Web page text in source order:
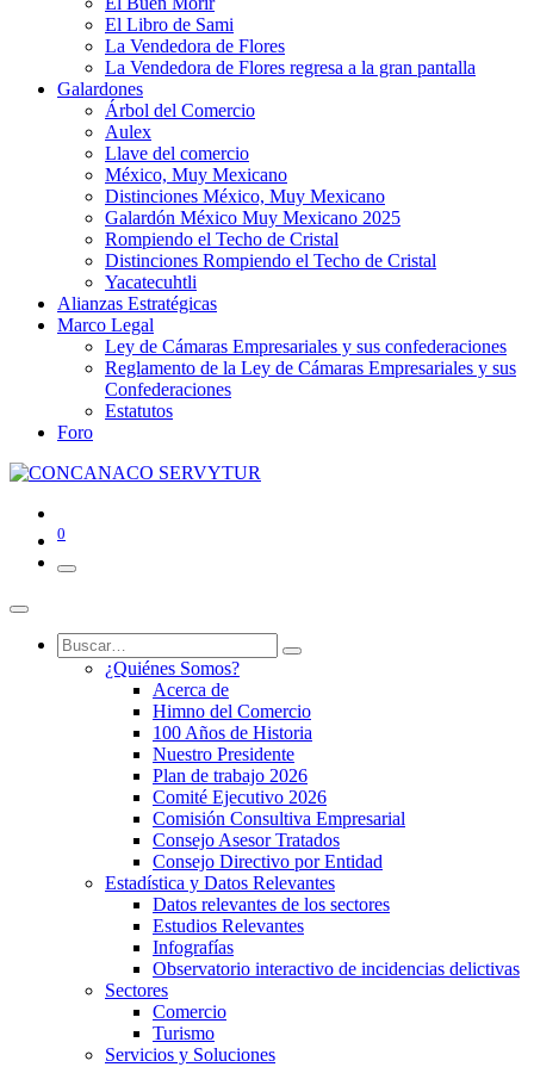
El Libro de Sami
La Vendedora de Flores
La Vendedora de Flores regresa a la gran pantalla
Galardones
Árbol del Comercio
Aulex
Llave del comercio
México, Muy Mexicano
Distinciones México, Muy Mexicano
Galardón México Muy Mexicano 2025
Rompiendo el Techo de Cristal
Distinciones Rompiendo el Techo de Cristal
Yacatecuhtli
Alianzas Estratégicas
Marco Legal
Ley de Cámaras Empresariales y sus confederaciones
Reglamento de la Ley de Cámaras Empresariales y sus
Confederaciones
Estatutos
Foro
0
¿Quiénes Somos?
Acerca de
Himno del Comercio
100 Años de Historia
Nuestro Presidente
Plan de trabajo 2026
Comité Ejecutivo 2026
Comisión Consultiva Empresarial
Consejo Asesor Tratados
Consejo Directivo por Entidad
Estadística y Datos Relevantes
Datos relevantes de los sectores
Estudios Relevantes
Infografías
Observatorio interactivo de incidencias delictivas
Sectores
Comercio
Turismo
Servicios y Soluciones